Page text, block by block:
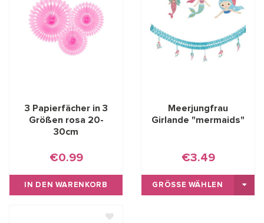
3 Papierfächer in 3
Größen rosa 20-
30cm
€0.99
IN DEN WARENKORB
Meerjungfrau
Girlande "mermaids"
€3.49
GRÖSSE WÄHLEN